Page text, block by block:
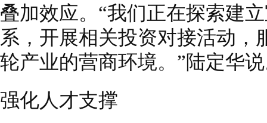
叠加效应。“我们正在探索建
系，开展相关投资对接活动，
轮产业的营商环境。”陆定华
强化人才支撑